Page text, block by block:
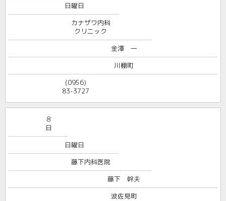
日曜日
カナザワ内科
クリニック
金澤 一
川棚町
(0956)
83-3727
８
日
日曜日
藤下内科医院
藤下 幹夫
波佐見町